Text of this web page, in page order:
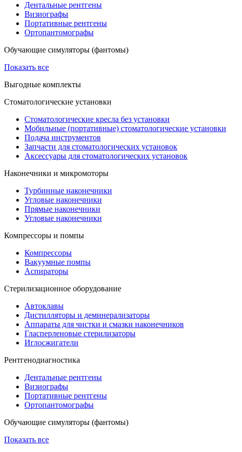
Дентальные рентгены
Визиографы
Портативные рентгены
Ортопантомографы
Обучающие симуляторы (фантомы)
Показать все
Выгодные комплекты
Стоматологические установки
Стоматологические кресла без установки
Мобильные (портативные) стоматологические установки
Подача инструментов
Запчасти для стоматологических установок
Аксессуары для стоматологических установок
Наконечники и микромоторы
Турбинные наконечники
Угловые наконечники
Прямые наконечники
Угловые наконечники
Компрессоры и помпы
Компрессоры
Вакуумные помпы
Аспираторы
Стерилизационное оборудование
Автоклавы
Дистилляторы и деминерализаторы
Аппараты для чистки и смазки наконечников
Гласперленовые стерилизаторы
Иглосжигатели
Рентгенодиагностика
Дентальные рентгены
Визиографы
Портативные рентгены
Ортопантомографы
Обучающие симуляторы (фантомы)
Показать все